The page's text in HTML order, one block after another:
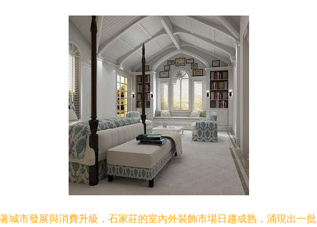
城市發展與消費升級，石家莊的室內外裝飾市場日趨成熟，涌現出一